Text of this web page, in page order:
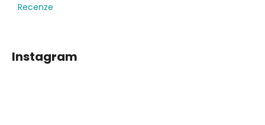
Recenze
Instagram